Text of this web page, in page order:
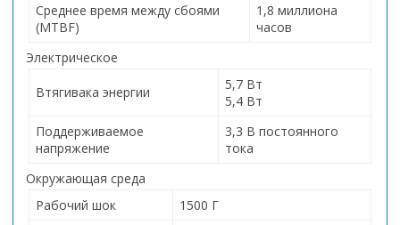
Среднее время между сбоями
(MTBF)
1,8 миллиона
часов
Электрическое
Втягивака энергии
5,7 Вт
5,4 Вт
Поддерживаемое
напряжение
3,3 В постоянного
тока
Окружающая среда
Рабочий шок
1500 Г